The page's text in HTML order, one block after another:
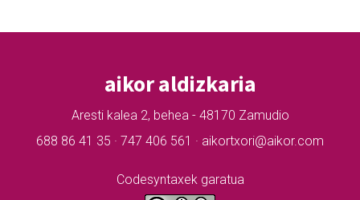
aikor aldizkaria
Aresti kalea 2, behea - 48170 Zamudio
688 86 41 35 · 747 406 561 · aikortxori@aikor.com
Codesyntaxek garatua